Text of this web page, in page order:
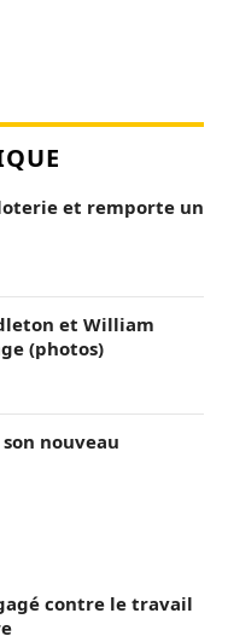
et remporte un
et William
(photos)
nouveau
contre le travail